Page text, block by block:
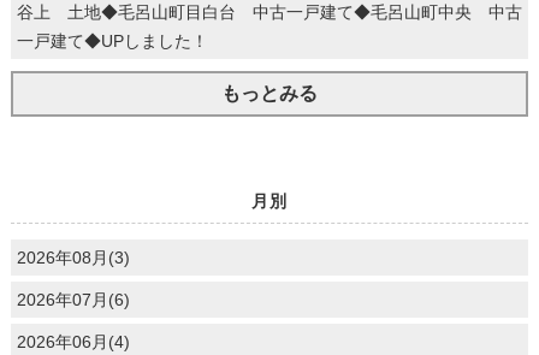
谷上 土地◆毛呂山町目白台 中古一戸建て◆毛呂山町中央 中古
一戸建て◆UPしました！
もっとみる
月別
2026年08月(3)
2026年07月(6)
2026年06月(4)